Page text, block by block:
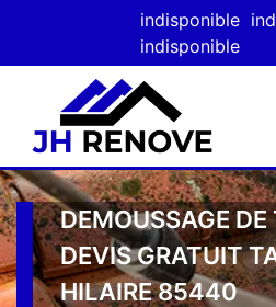
indisponible
indisponible
DEMOUSSAGE DE
DEVIS GRATUIT
HILAIRE 85440